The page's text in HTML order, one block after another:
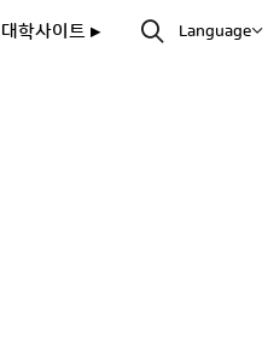
| 대학사이트 ▸ Language